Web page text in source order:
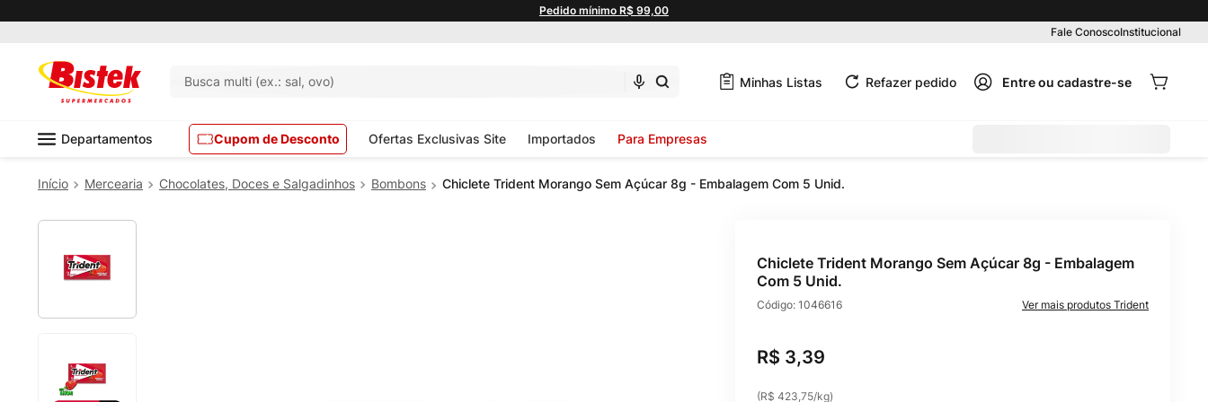
Pedido mínimo R$ 99,00
Fale ConoscoInstitucional
Busca multi (ex.: sal, ovo) Minhas Listas Refazer pedido
Departamentos Cupom de Desconto Ofertas Exclusivas Site Importados Para Empresas
Mercearia Chocolates, Doces e Salgadinhos Bombons Chiclete Trident Morango Sem Açúcar 8g - Embalagem Com 5 Unid.
Chiclete Trident Morango Sem Açúcar 8g - Embalagem
Com 5 Unid.
Código: 1046616 Trident
R$ 3,39
(R$ 423,75/kg)